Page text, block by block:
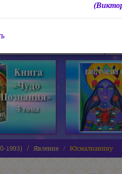
Мира
Живое
Статьи,
1993) Явление Юсмалианину